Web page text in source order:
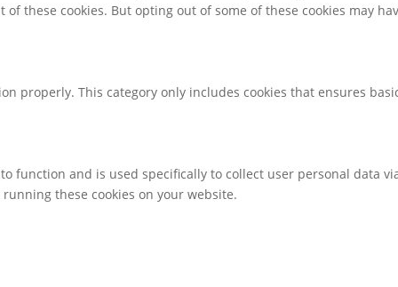
these cookies. But opting out of some of these cookies may
properly. This category only includes cookies that ensures
function and is used specifically to collect user personal data
these cookies on your website.